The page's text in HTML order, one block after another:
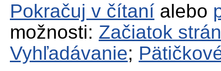
Pokračuj v čítaní alebo
možnosti: Začiatok
Vyhľadávanie;